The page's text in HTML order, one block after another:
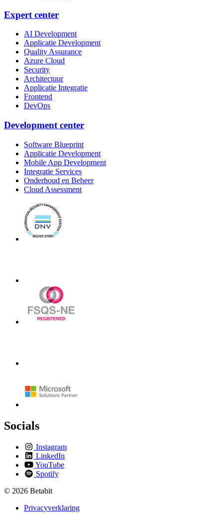
Expert center
AI Development
Applicatie Development
Quality Assurance
Azure Cloud
Security
Architectuur
Applicatie Integratie
Frontend
DevOps
Development center
Software Blueprint
Applicatie Development
Mobile App Development
Integratie Services
Onderhoud en Beheer
Cloud Assessment
Socials
Instagram
LinkedIn
YouTube
Spotify
© 2026 Betabit
Privacyverklaring